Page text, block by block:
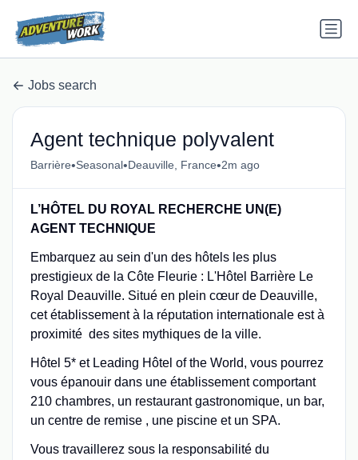
Jobs search
Agent technique polyvalent
Barrière•Seasonal•Deauville, France•2m ago
L’HÔTEL DU ROYAL RECHERCHE UN(E)
AGENT TECHNIQUE
Embarquez au sein d'un des hôtels les plus
prestigieux de la Côte Fleurie : L'Hôtel Barrière Le
Royal Deauville. Situé en plein cœur de Deauville,
cet établissement à la réputation internationale est à
proximité des sites mythiques de la ville.
Hôtel 5* et Leading Hôtel of the World, vous pourrez
vous épanouir dans une établissement comportant
210 chambres, un restaurant gastronomique, un bar,
un centre de remise , une piscine et un SPA.
Vous travaillerez sous la responsabilité du